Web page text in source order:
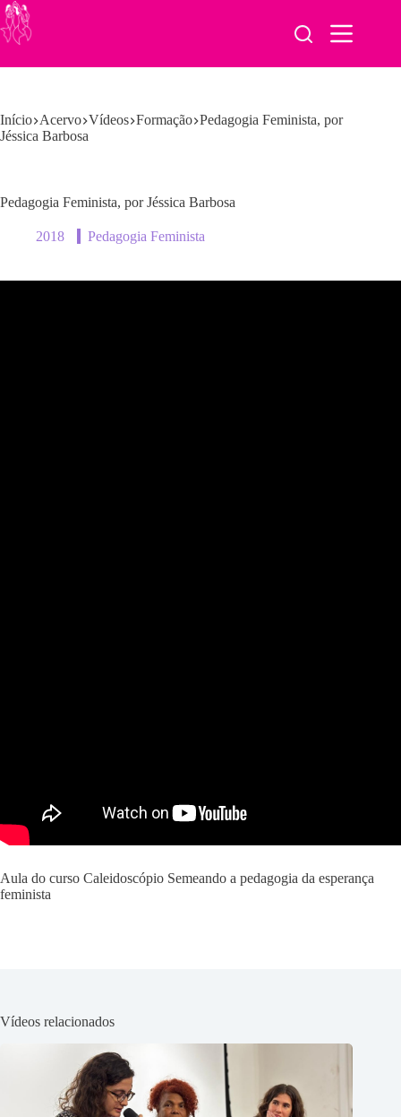
Pular
para
o
Início Acervo Vídeos Formação Pedagogia Feminista, por
Jéssica Barbosa
Pedagogia Feminista, por Jéssica Barbosa
2018 Pedagogia Feminista
Aula do curso Caleidoscópio Semeando a pedagogia da esperança
feminista
Vídeos relacionados